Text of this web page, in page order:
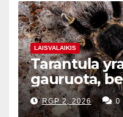
LAISVALAIKIS
Tarantula
gauruota,
baisi
RGP 2, 2026 0